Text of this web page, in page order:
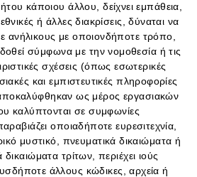
κάποιου άλλου, δείχνει εμπάθεια,
ή άλλες διακρίσεις, δύναται να
ανήλικους με οποιονδήποτε τρόπο,
σύμφωνα με την νομοθεσία ή τις
σχέσεις (όπως εσωτερικές
και εμπιστευτικές πληροφορίες
ως μέρος εργασιακών
καλύπτονται σε συμφωνίες
οποιαδήποτε ευρεσιτεχνία,
μυστικό, πνευματικά δικαιώματα ή
δικαιώματα τρίτων, περιέχει ιούς
άλλους κώδικες, αρχεία ή